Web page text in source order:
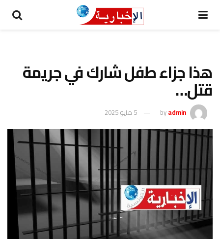
هذا جزاء طفل شارك في جريمة
قتل…
byadmin 5 مايو 2025